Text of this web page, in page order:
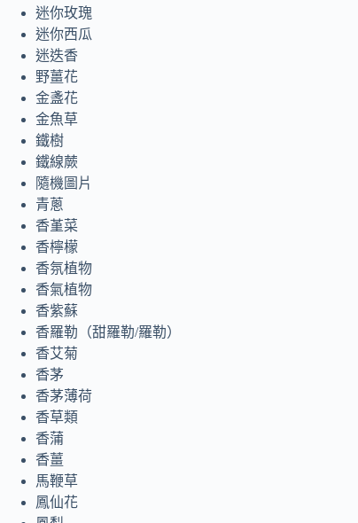
迷你玫瑰
迷你西瓜
迷迭香
野薑花
金盞花
金魚草
鐵樹
鐵線蕨
隨機圖片
青蔥
香堇菜
香檸檬
香氛植物
香氣植物
香紫蘇
香羅勒（甜羅勒/羅勒）
香艾菊
香茅
香茅薄荷
香草類
香蒲
香薑
馬鞭草
鳳仙花